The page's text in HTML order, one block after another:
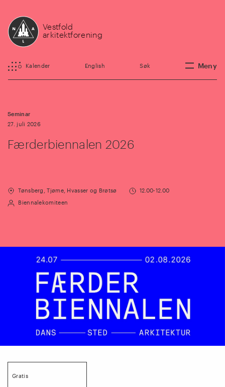
Vestfold
arkitektforening
Kalender English Søk Meny
Seminar
27. juli 2026
Færderbiennalen 2026
Tønsberg, Tjøme, Hvasser og Brøtsø
12.00-12.00
Biennalekomiteen
Gratis